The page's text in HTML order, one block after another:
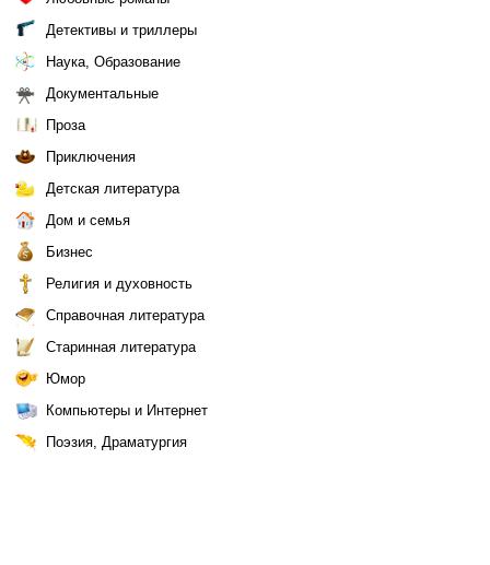
Детективы и триллеры
Наука, Образование
Документальные
Проза
Приключения
Детская литература
Дом и семья
Бизнес
Религия и духовность
Справочная литература
Старинная литература
Юмор
Компьютеры и Интернет
Поэзия, Драматургия